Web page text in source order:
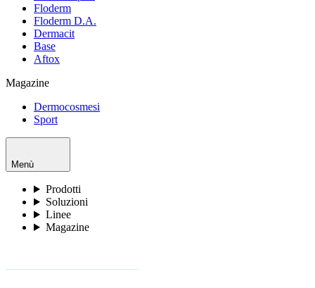
Floderm
Floderm D.A.
Dermacit
Base
Aftox
Magazine
Dermocosmesi
Sport
Menù
Prodotti
Soluzioni
Linee
Magazine